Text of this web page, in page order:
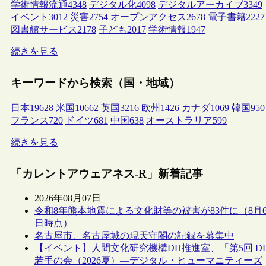
学術情報流通4348 デジタル化4098 デジタルアーカイブ3349
イベント 3012 災害2754 オープンアクセス2678 電子書籍2227
図書館サービス2178 子ども2017 学術情報1947
続きを見る
キーワードから検索（国・地域）
日本19628 米国 10662 英国3216 欧州 1426 カナダ1069 韓国950
フランス720 ドイツ681 中国638 オーストラリア599
続きを見る
「カレントアウェアネス-R」新着記事
2026年08月07日
令和8年熊本地震による文化財等の被害が83件に（8月
日時点）
名古屋市、名古屋城の現天守閣の記録を募集中
【イベント】人間文化研究機構DH推進室、「第5回
若手の会（2026夏）―デジタル・ヒューマニティーズ